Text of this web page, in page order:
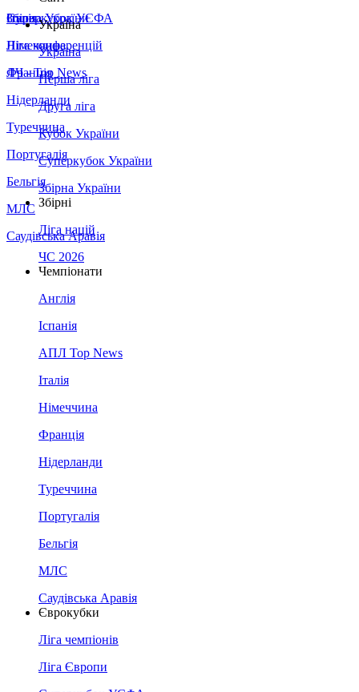
Збірна України
Італія
Німеччина
Франція
Нідерланди
Туреччина
Португалія
Бельгія
МЛС
Саудівська Аравія
Суперкубок УЄФА
Ліга конференцій
ЛЧ - Top News
Україна
Україна
Перша ліга
Друга ліга
Кубок України
Суперкубок України
Збірна України
Збірні
Ліга націй
ЧС 2026
Чемпіонати
Англія
Іспанія
АПЛ Top News
Італія
Німеччина
Франція
Нідерланди
Туреччина
Португалія
Бельгія
МЛС
Саудівська Аравія
Єврокубки
Ліга чемпіонів
Ліга Європи